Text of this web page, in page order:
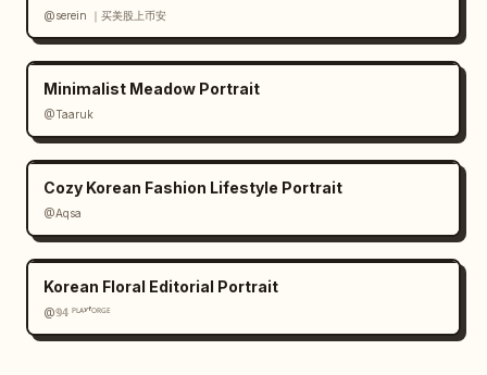
@serein ｜买美股上币安
Minimalist Meadow Portrait
@Taaruk
Cozy Korean Fashion Lifestyle Portrait
@Aqsa
Korean Floral Editorial Portrait
@𝟡𝟜 ᴾᴸᴬʸᶠᴼᴿᴳᴱ